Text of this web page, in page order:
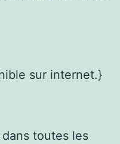
sur internet.}
toutes les